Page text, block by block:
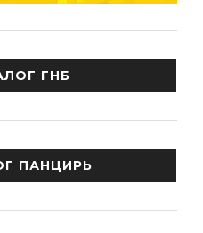
ГНБ
ПАНЦИРЬ